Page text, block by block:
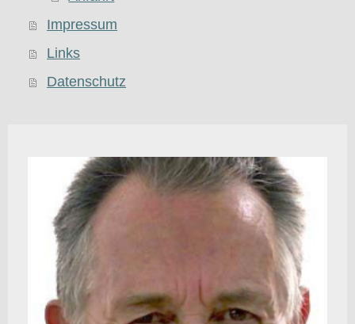
Impressum
Links
Datenschutz